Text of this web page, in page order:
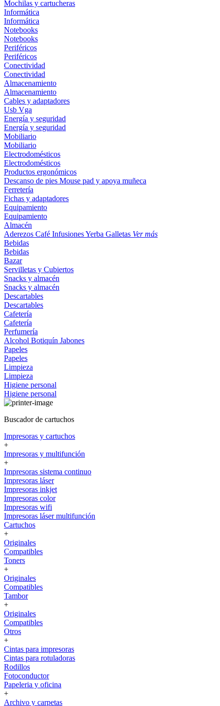
Mochilas y cartucheras
Informática
Informática
Notebooks
Notebooks
Periféricos
Periféricos
Conectividad
Conectividad
Almacenamiento
Almacenamiento
Cables y adaptadores
Usb Vga
Energía y seguridad
Energía y seguridad
Mobiliario
Mobiliario
Electrodomésticos
Electrodomésticos
Productos ergonómicos
Descanso de pies Mouse pad y apoya muñeca
Ferretería
Fichas y adaptadores
Equipamiento
Equipamiento
Almacén
Aderezos Café InfusionesYerba Galletas Ver más
Bebidas
Bebidas
Bazar
Servilletas y Cubiertos
Snacks y almacén
Snacks y almacén
Descartables
Descartables
Cafetería
Cafetería
Perfumería
Alcohol Botiquín Jabones
Papeles
Papeles
Limpieza
Limpieza
Higiene personal
Higiene personal
Buscador de cartuchos
Impresoras y cartuchos
+
Impresoras y multifunción
+
Impresoras sistema continuo
Impresoras láser
Impresoras inkjet
Impresoras color
Impresoras wifi
Impresoras láser multifunción
Cartuchos
+
Originales
Compatibles
Toners
+
Originales
Compatibles
Tambor
+
Originales
Compatibles
Otros
+
Cintas para impresoras
Cintas para rotuladoras
Rodillos
Fotoconductor
Papeleria y oficina
+
Archivo y carpetas